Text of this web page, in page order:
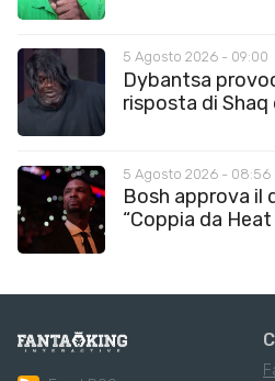
5 Agosto 2026 - 09:00
Dybantsa
risposta di Shaq
5 Agosto 2026 - 08:56
Bosh approva il
“Coppia da Heat